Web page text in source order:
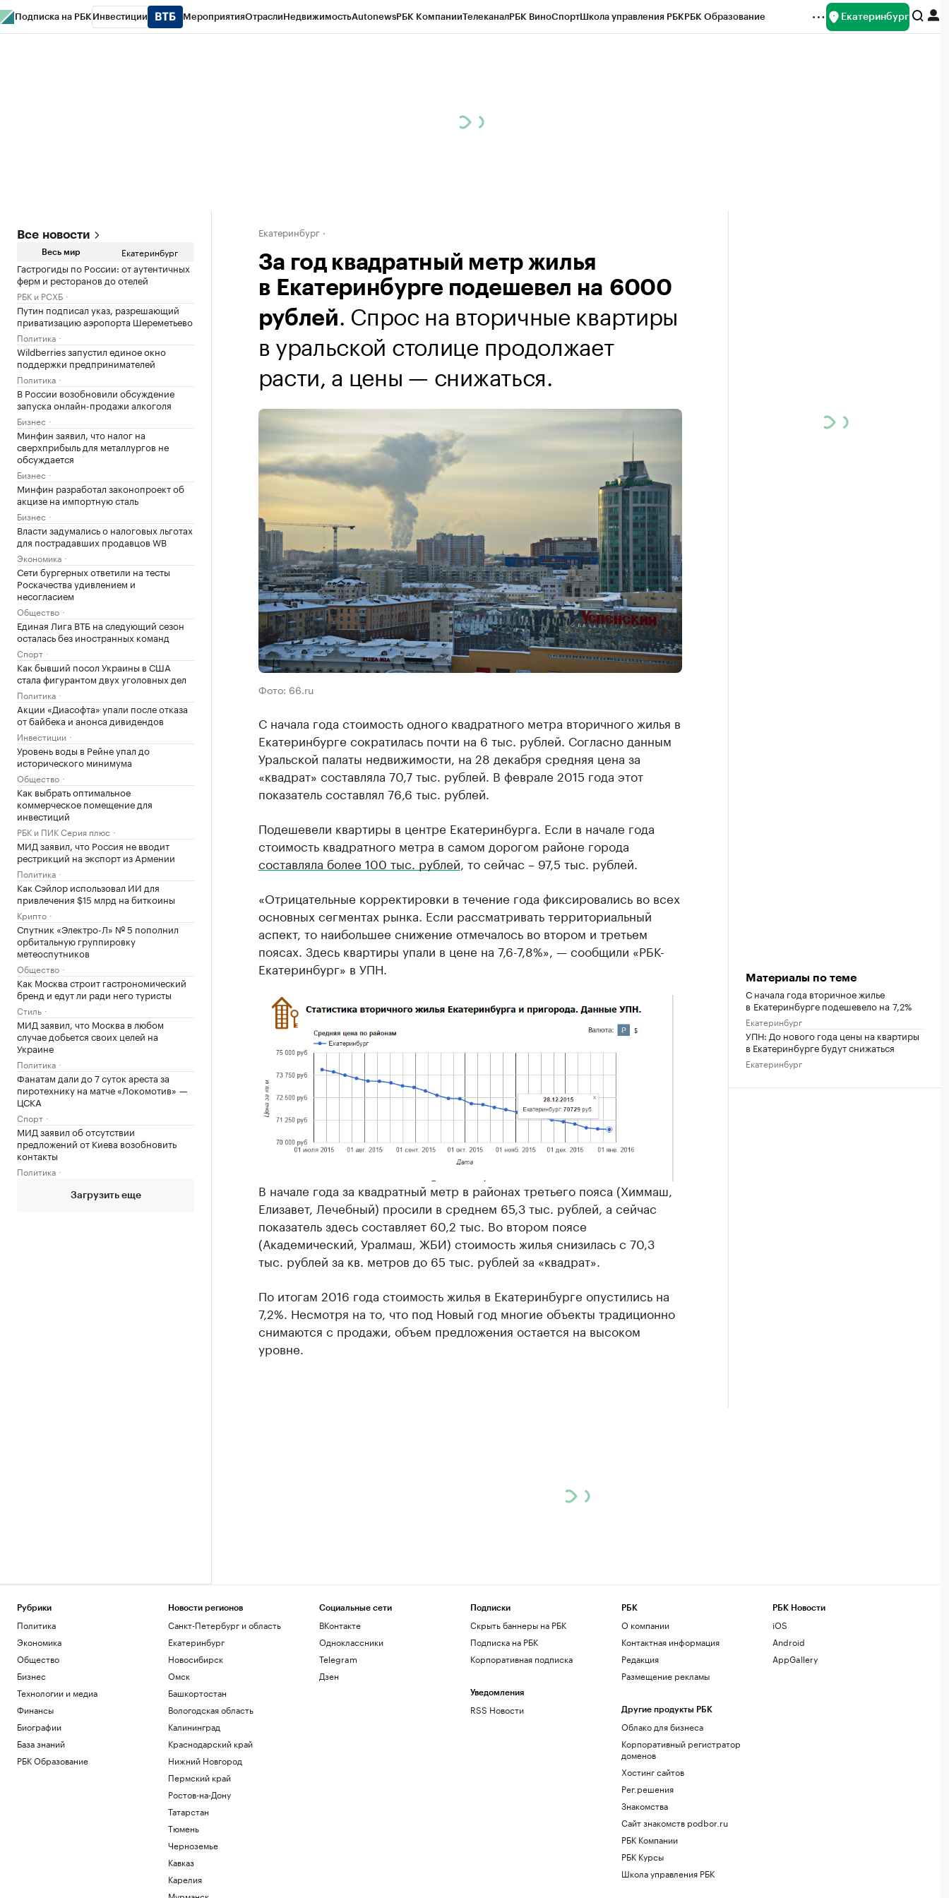
Подписка на РБК Инвестиции МероприятияОтраслиНедвижимостьAutonewsРБК КомпанииТелеканалРБК ВиноСпортШкола управления РБКРБК Образование Екатеринбург
Все новости
Весь мир Екатеринбург
Гастрогиды по России: от аутентичных
ферм и ресторанов до отелей
РБК и РСХБ
Путин подписал указ, разрешающий
приватизацию аэропорта Шереметьево
Политика
Wildberries запустил единое окно
поддержки предпринимателей
Политика
В России возобновили обсуждение
запуска онлайн-продажи алкоголя
Бизнес
Минфин заявил, что налог на
сверхприбыль для металлургов не
обсуждается
Бизнес
Минфин разработал законопроект об
акцизе на импортную сталь
Бизнес
Власти задумались о налоговых льготах
для пострадавших продавцов WB
Экономика
Сети бургерных ответили на тесты
Роскачества удивлением и
несогласием
Общество
Единая Лига ВТБ на следующий сезон
осталась без иностранных команд
Спорт
Как бывший посол Украины в США
стала фигурантом двух уголовных дел
Политика
Акции «Диасофта» упали после отказа
от байбека и анонса дивидендов
Инвестиции
Уровень воды в Рейне упал до
исторического минимума
Общество
Как выбрать оптимальное
коммерческое помещение для
инвестиций
РБК и ПИК Серия плюс
МИД заявил, что Россия не вводит
рестрикций на экспорт из Армении
Политика
Как Сэйлор использовал ИИ для
привлечения $15 млрд на биткоины
Крипто
Спутник «Электро-Л» № 5 пополнил
орбитальную группировку
метеоспутников
Общество
Как Москва строит гастрономический
бренд и едут ли ради него туристы
Стиль
МИД заявил, что Москва в любом
случае добьется своих целей на
Украине
Политика
Фанатам дали до 7 суток ареста за
пиротехнику на матче «Локомотив» —
ЦСКА
Спорт
МИД заявил об отсутствии
предложений от Киева возобновить
контакты
Политика
Загрузить еще
Екатеринбург
За год квадратный метр жилья
в Екатеринбурге подешевел на 6000
рублей. Спрос на вторичные квартиры
в уральской столице продолжает
расти, а цены — снижаться.
Фото: 66.ru
С начала года стоимость одного квадратного метра вторичного жилья в
Екатеринбурге сократилась почти на 6 тыс. рублей. Согласно данным
Уральской палаты недвижимости, на 28 декабря средняя цена за
«квадрат» составляла 70,7 тыс. рублей. В феврале 2015 года этот
показатель составлял 76,6 тыс. рублей.
Подешевели квартиры в центре Екатеринбурга. Если в начале года
стоимость квадратного метра в самом дорогом районе города
составляла более 100 тыс. рублей , то сейчас – 97,5 тыс. рублей.
«Отрицательные корректировки в течение года фиксировались во всех
основных сегментах рынка. Если рассматривать территориальный
аспект, то наибольшее снижение отмечалось во втором и третьем
поясах. Здесь квартиры упали в цене на 7,6-7,8%», — сообщили «РБК-
Екатеринбург» в УПН.
В начале года за квадратный метр в районах третьего пояса (Химмаш,
Елизавет, Лечебный) просили в среднем 65,3 тыс. рублей, а сейчас
показатель здесь составляет 60,2 тыс. Во втором поясе
(Академический, Уралмаш, ЖБИ) стоимость жилья снизилась с 70,3
тыс. рублей за кв. метров до 65 тыс. рублей за «квадрат».
По итогам 2016 года стоимость жилья в Екатеринбурге опустились на
7,2%. Несмотря на то, что под Новый год многие объекты традиционно
снимаются с продажи, объем предложения остается на высоком
уровне.
Материалы по теме
С начала года вторичное жилье
в Екатеринбурге подешевело на 7,2%
Екатеринбург
УПН: До нового года цены на квартиры
в Екатеринбурге будут снижаться
Екатеринбург
Рубрики
Политика
Экономика
Общество
Бизнес
Технологии и медиа
Финансы
Биографии
База знаний
РБК Образование
Новости регионов
Санкт-Петербург и область
Екатеринбург
Новосибирск
Омск
Башкортостан
Вологодская область
Калининград
Краснодарский край
Нижний Новгород
Пермский край
Ростов-на-Дону
Татарстан
Тюмень
Черноземье
Кавказ
Карелия
Социальные сети
ВКонтакте
Одноклассники
Telegram
Дзен
Подписки
Скрыть баннеры на РБК
Подписка на РБК
Корпоративная подписка
Уведомления
RSS Новости
РБК
О компании
Контактная информация
Редакция
Размещение рекламы
Другие продукты РБК
Облако для бизнеса
Корпоративный регистратор
доменов
Хостинг сайтов
Рег.решения
Знакомства
Сайт знакомств podbor.ru
РБК Компании
РБК Курсы
Школа управления РБК
РБК Новости
iOS
Android
AppGallery